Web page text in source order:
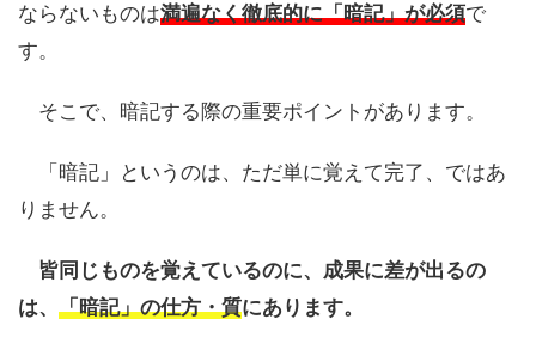
ならないものは満遍なく徹底的に「暗記」が必須で
す。
そこで、暗記する際の重要ポイントがあります。
「暗記」というのは、ただ単に覚えて完了、ではあ
りません。
皆同じものを覚えているのに、成果に差が出るの
は、 「暗記」の仕方・質にあります。